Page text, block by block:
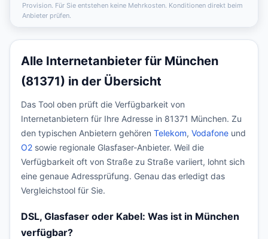
Provision. Für Sie entstehen keine Mehrkosten. Konditionen direkt beim
Anbieter prüfen.
Alle Internetanbieter für München
(81371) in der Übersicht
Das Tool oben prüft die Verfügbarkeit von
Internetanbietern für Ihre Adresse in 81371 München. Zu
den typischen Anbietern gehören Telekom, Vodafone und
O2 sowie regionale Glasfaser-Anbieter. Weil die
Verfügbarkeit oft von Straße zu Straße variiert, lohnt sich
eine genaue Adressprüfung. Genau das erledigt das
Vergleichstool für Sie.
DSL, Glasfaser oder Kabel: Was ist in München
verfügbar?